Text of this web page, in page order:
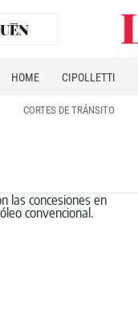
HOME CIPOLLETTI
CORTES DE TRÁNSITO